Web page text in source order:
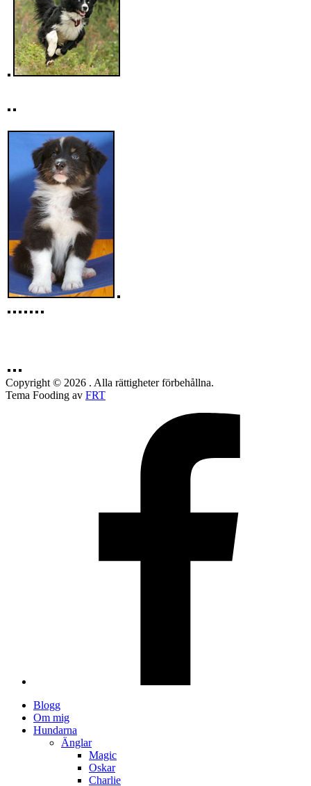
Copyright © 2026 . Alla rättigheter förbehållna.
Tema Fooding av FRT
Blogg
Om mig
Hundarna
Änglar
Magic
Oskar
Charlie